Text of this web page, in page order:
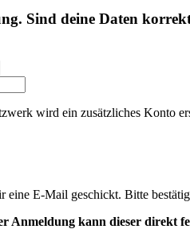
Sind deine Daten
wird ein zusätzliches Konto
eine E-Mail geschickt. Bitte
Anmeldung kann dieser direkt